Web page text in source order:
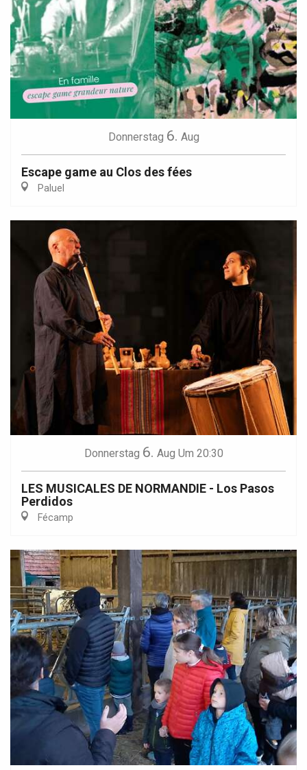
Donnerstag 6. Aug
Escape game au Clos des fées
Paluel
Donnerstag 6. Aug Um 20:30
LES MUSICALES DE NORMANDIE - Los Pasos
Perdidos
Fécamp